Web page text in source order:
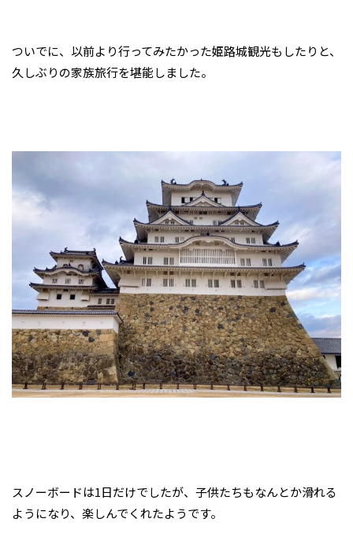
ついでに、以前より行ってみたかった姫路城観光もしたりと、
久しぶりの家族旅行を堪能しました。
スノーボードは1日だけでしたが、子供たちもなんとか滑れる
ようになり、楽しんでくれたようです。